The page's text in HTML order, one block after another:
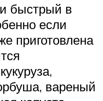
быстрый в
если
приготовлена
вареный